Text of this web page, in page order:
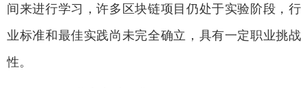
间来进行学习，许多区块链项目仍处于实验阶段，行
业标准和最佳实践尚未完全确立，具有一定职业挑战
性。